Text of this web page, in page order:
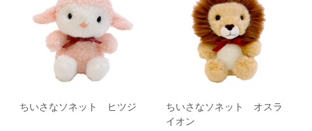
ちいさなソネット ヒツジ
ちいさなソネット オスラ
イオン